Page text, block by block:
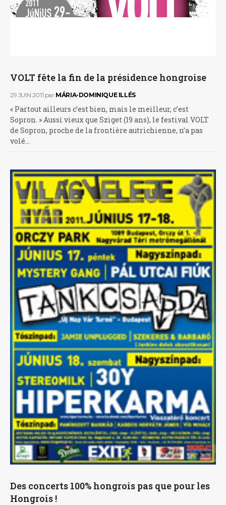
VOLT fête la fin de la présidence hongroise
29 JUIN 2011 par MÁRIA-DOMINIQUE ILLÉS
« Partout ailleurs c’est bien, mais le meilleur, c’est
Sopron. » Aussi vieux que Sziget (19 ans), le festival VOLT
de Sopron, proche de la frontière autrichienne, n’a pas
volé…
Des concerts 100% hongrois pas que pour les
Hongrois !